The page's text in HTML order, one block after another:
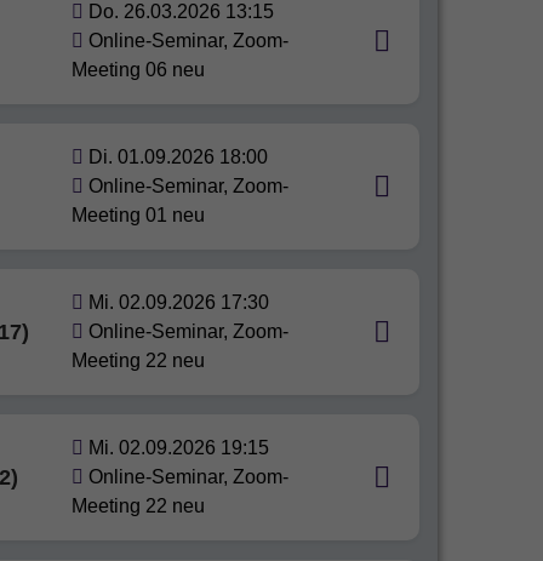
Do. 26.03.2026 13:15
Online-Seminar, Zoom-
Meeting 06 neu
Di. 01.09.2026 18:00
Online-Seminar, Zoom-
Meeting 01 neu
Mi. 02.09.2026 17:30
Online-Seminar, Zoom-
Meeting 22 neu
Mi. 02.09.2026 19:15
Online-Seminar, Zoom-
Meeting 22 neu